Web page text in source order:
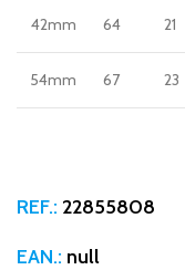
42mm 64 21
54mm 67 23
REF.: 22855808
EAN.: null